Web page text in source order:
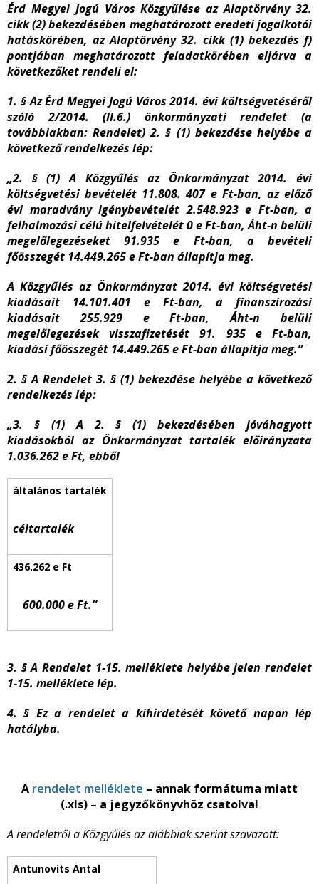
Érd Megyei Jogú Város Közgyűlése az Alaptörvény 32.
cikk (2) bekezdésében meghatározott eredeti jogalkotói
hatáskörében, az Alaptörvény 32. cikk (1) bekezdés f)
pontjában meghatározott feladatkörében eljárva a
következőket rendeli el:
1. § Az Érd Megyei Jogú Város 2014. évi költségvetéséről
szóló 2/2014. (II.6.) önkormányzati rendelet (a
továbbiakban: Rendelet) 2. § (1) bekezdése helyébe a
következő rendelkezés lép:
„2. § (1) A Közgyűlés az Önkormányzat 2014. évi
költségvetési bevételét 11.808. 407 e Ft-ban, az előző
évi maradvány igénybevételét 2.548.923 e Ft-ban, a
felhalmozási célú hitelfelvételét 0 e Ft-ban, Áht-n belüli
megelőlegezéseket 91.935 e Ft-ban, a bevételi
főösszegét 14.449.265 e Ft-ban állapítja meg.
A Közgyűlés az Önkormányzat 2014. évi költségvetési
kiadásait 14.101.401 e Ft-ban, a finanszírozási
kiadásait 255.929 e Ft-ban, Áht-n belüli
megelőlegezések visszafizetését 91. 935 e Ft-ban,
kiadási főösszegét 14.449.265 e Ft-ban állapítja meg.”
2. § A Rendelet 3. § (1) bekezdése helyébe a következő
rendelkezés lép:
„3. § (1) A 2. § (1) bekezdésében jóváhagyott
kiadásokból az Önkormányzat tartalék előirányzata
1.036.262 e Ft, ebből
céltartalék
600.000 e Ft.”
3. § A Rendelet 1-15. melléklete helyébe jelen rendelet
1-15. melléklete lép.
4. § Ez a rendelet a kihirdetését követő napon lép
hatályba.
A rendelet melléklete – annak formátuma miatt
(.xls) – a jegyzőkönyvhöz csatolva!
A rendeletről a Közgyűlés az alábbiak szerint szavazott: